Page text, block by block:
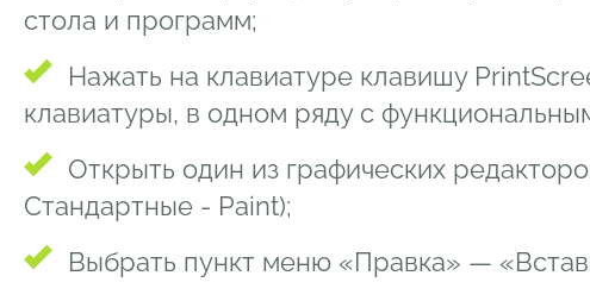
стола и программ;
Нажать на клавиатуре клавишу
клавиатуры, в одном ряду с
Открыть один из графических
Стандартные - Paint);
Выбрать пункт меню «Правка» —